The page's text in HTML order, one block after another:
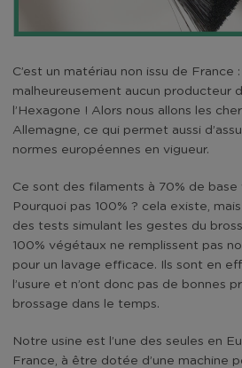
C’est un matériau non issu de France
malheureusement aucun producteur
l’Hexagone ! Alors nous allons les
Allemagne, ce qui permet aussi
normes européennes en vigueur.
Ce sont des filaments à 70% de base
Pourquoi pas 100% ? cela existe,
des tests simulant les gestes du
100% végétaux ne remplissent pas
pour un lavage efficace. Ils sont en
l’usure et n’ont donc pas de bonnes
brossage dans le temps.
Notre usine est l’une des seules en
France, à être dotée d’une machine